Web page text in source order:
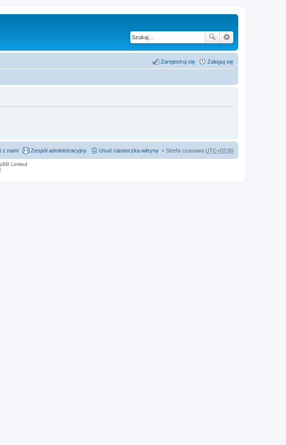
Zaloguj się
Zarejestruj się
Strefa czasowa UTC+02:00
Usuń ciasteczka witryny
Zespół administracyjny
z nami
Limited